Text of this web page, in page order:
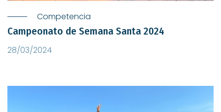
Competencia
Campeonato de Semana Santa 2024
28/03/2024